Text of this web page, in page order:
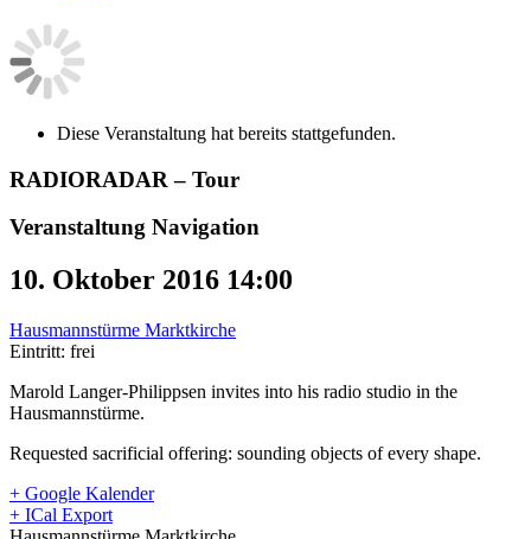
Diese Veranstaltung hat bereits stattgefunden.
RADIORADAR – Tour
Veranstaltung Navigation
10. Oktober 2016 14:00
Hausmannstürme Marktkirche
Eintritt: frei
Marold Langer-Philippsen invites into his radio studio in the
Hausmannstürme.
Requested sacrificial offering: sounding objects of every shape.
+ Google Kalender
+ ICal Export